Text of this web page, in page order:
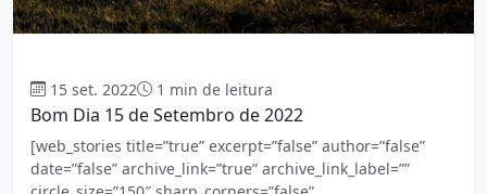
15 set. 2022 1 min de leitura
Bom Dia 15 de Setembro de 2022
[web_stories title=”true” excerpt=”false” author=”false”
date=”false” archive_link=”true” archive_link_label=””